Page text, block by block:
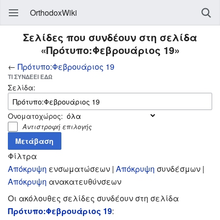
OrthodoxWiki
Σελίδες που συνδέουν στη σελίδα
«Πρότυπο:Φεβρουάριος 19»
← Πρότυπο:Φεβρουάριος 19
ΤΙ ΣΥΝΔΈΕΙ ΕΔΏ
Σελίδα:
Ονοματοχώρος:
Αντιστροφή επιλογής
Φίλτρα
Απόκρυψη ενσωματώσεων | Απόκρυψη συνδέσμων |
Απόκρυψη ανακατευθύνσεων
Οι ακόλουθες σελίδες συνδέουν στη σελίδα
Πρότυπο:Φεβρουάριος 19: